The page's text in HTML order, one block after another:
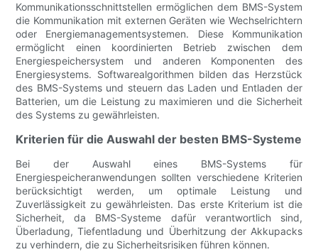
Kommunikationsschnittstellen ermöglichen dem BMS-System
die Kommunikation mit externen Geräten wie Wechselrichtern
oder Energiemanagementsystemen. Diese Kommunikation
ermöglicht einen koordinierten Betrieb zwischen dem
Energiespeichersystem und anderen Komponenten des
Energiesystems. Softwarealgorithmen bilden das Herzstück
des BMS-Systems und steuern das Laden und Entladen der
Batterien, um die Leistung zu maximieren und die Sicherheit
des Systems zu gewährleisten.
Kriterien für die Auswahl der besten BMS-Systeme
Bei der Auswahl eines BMS-Systems für
Energiespeicheranwendungen sollten verschiedene Kriterien
berücksichtigt werden, um optimale Leistung und
Zuverlässigkeit zu gewährleisten. Das erste Kriterium ist die
Sicherheit, da BMS-Systeme dafür verantwortlich sind,
Überladung, Tiefentladung und Überhitzung der Akkupacks
zu verhindern, die zu Sicherheitsrisiken führen können.